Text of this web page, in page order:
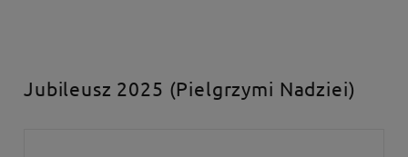
Jubileusz 2025 (Pielgrzymi Nadziei)